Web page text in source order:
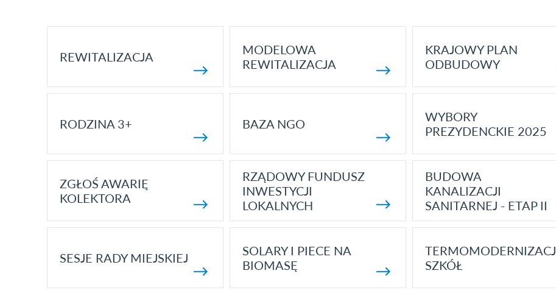
REWITALIZACJA
MODELOWA
REWITALIZACJA
KRAJOWY PLAN
ODBUDOWY
RODZINA 3+ BAZA NGO
WYBORY
PREZYDENCKIE 2025
ZGŁOŚ AWARIĘ
KOLEKTORA
RZĄDOWY FUNDUSZ
INWESTYCJI
LOKALNYCH
BUDOWA
KANALIZACJI
SANITARNEJ - ETAP II
SESJE RADY MIEJSKIEJ
SOLARY I PIECE NA
BIOMASĘ
SZKÓŁ